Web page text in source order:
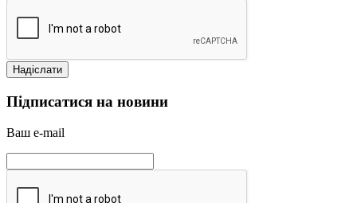
Підписатися на новини
Ваш e-mail